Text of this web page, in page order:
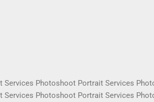
Photoshoot Portrait Services
Photoshoot Portrait Services